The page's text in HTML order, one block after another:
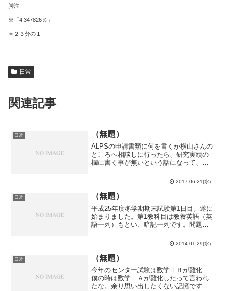
脚注
※「4.347826％」
＝２３分の１
日常
関連記事
日常 （無題）
ALPSの申請書類に何を書くか横山さんの
ところへ相談しに行ったら、研究実績の
欄に書く事が無いという話になって、夏
なテーマを投げられました。理論系の研
ALPSに申請しようと...
2017.06.21(水)
日常 （無題）
平成25年度冬学期期末試験第1日目。遂に
始まりました。第1教科目は教養英語（英
語一列）もとい、暗記一列です。問題用
こ覚えていたのもあって7分くらいで1枚
目が終了し、時間余りまくるんじゃね？
暗記する必要性...
2014.01.29(水)
日常 （無題）
今年のセンター試験は数学ⅡＢが難化…
僕の時は数学ⅠＡが難化したって言われ
たな。余り思い出したくない記憶です。